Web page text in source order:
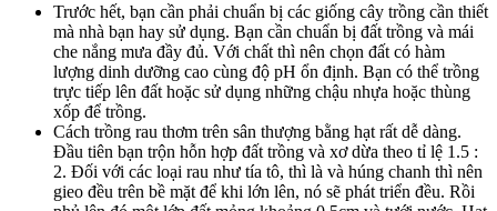
Trước hết, bạn cần phải chuẩn bị các giống cây trồng cần thiết
mà nhà bạn hay sử dụng. Bạn cần chuẩn bị đất trồng và mái
che nắng mưa đầy đủ. Với chất thì nên chọn đất có hàm
lượng dinh dưỡng cao cùng độ pH ổn định. Bạn có thể trồng
trực tiếp lên đất hoặc sử dụng những chậu nhựa hoặc thùng
xốp để trồng.
Cách trồng rau thơm trên sân thượng bằng hạt rất dễ dàng.
Đầu tiên bạn trộn hỗn hợp đất trồng và xơ dừa theo tỉ lệ 1.5 :
2. Đối với các loại rau như tía tô, thì là và húng chanh thì nên
gieo đều trên bề mặt để khi lớn lên, nó sẽ phát triển đều. Rồi